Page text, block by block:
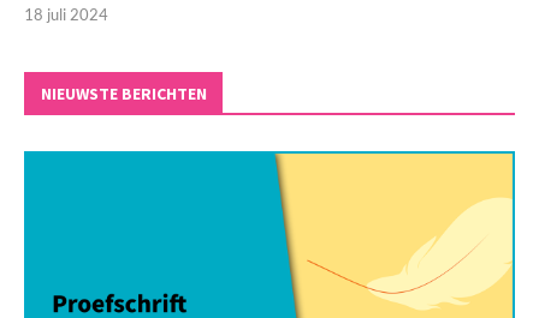
18 juli 2024
NIEUWSTE BERICHTEN